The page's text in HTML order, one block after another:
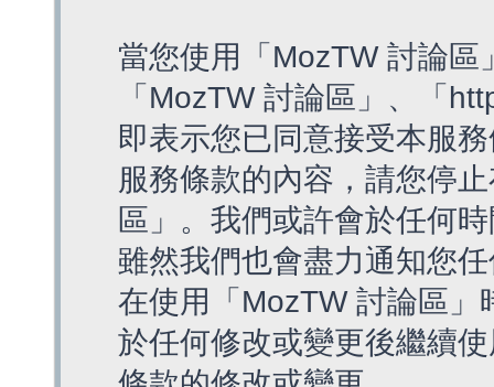
當您使用「MozTW 討論
「MozTW 討論區」、「
即表示您已同意接受本服
服務條款的內容，請您停
區」。我們或許會於任何
雖然我們也會盡力通知您
在使用「MozTW 討論區
於任何修改或變更後繼續